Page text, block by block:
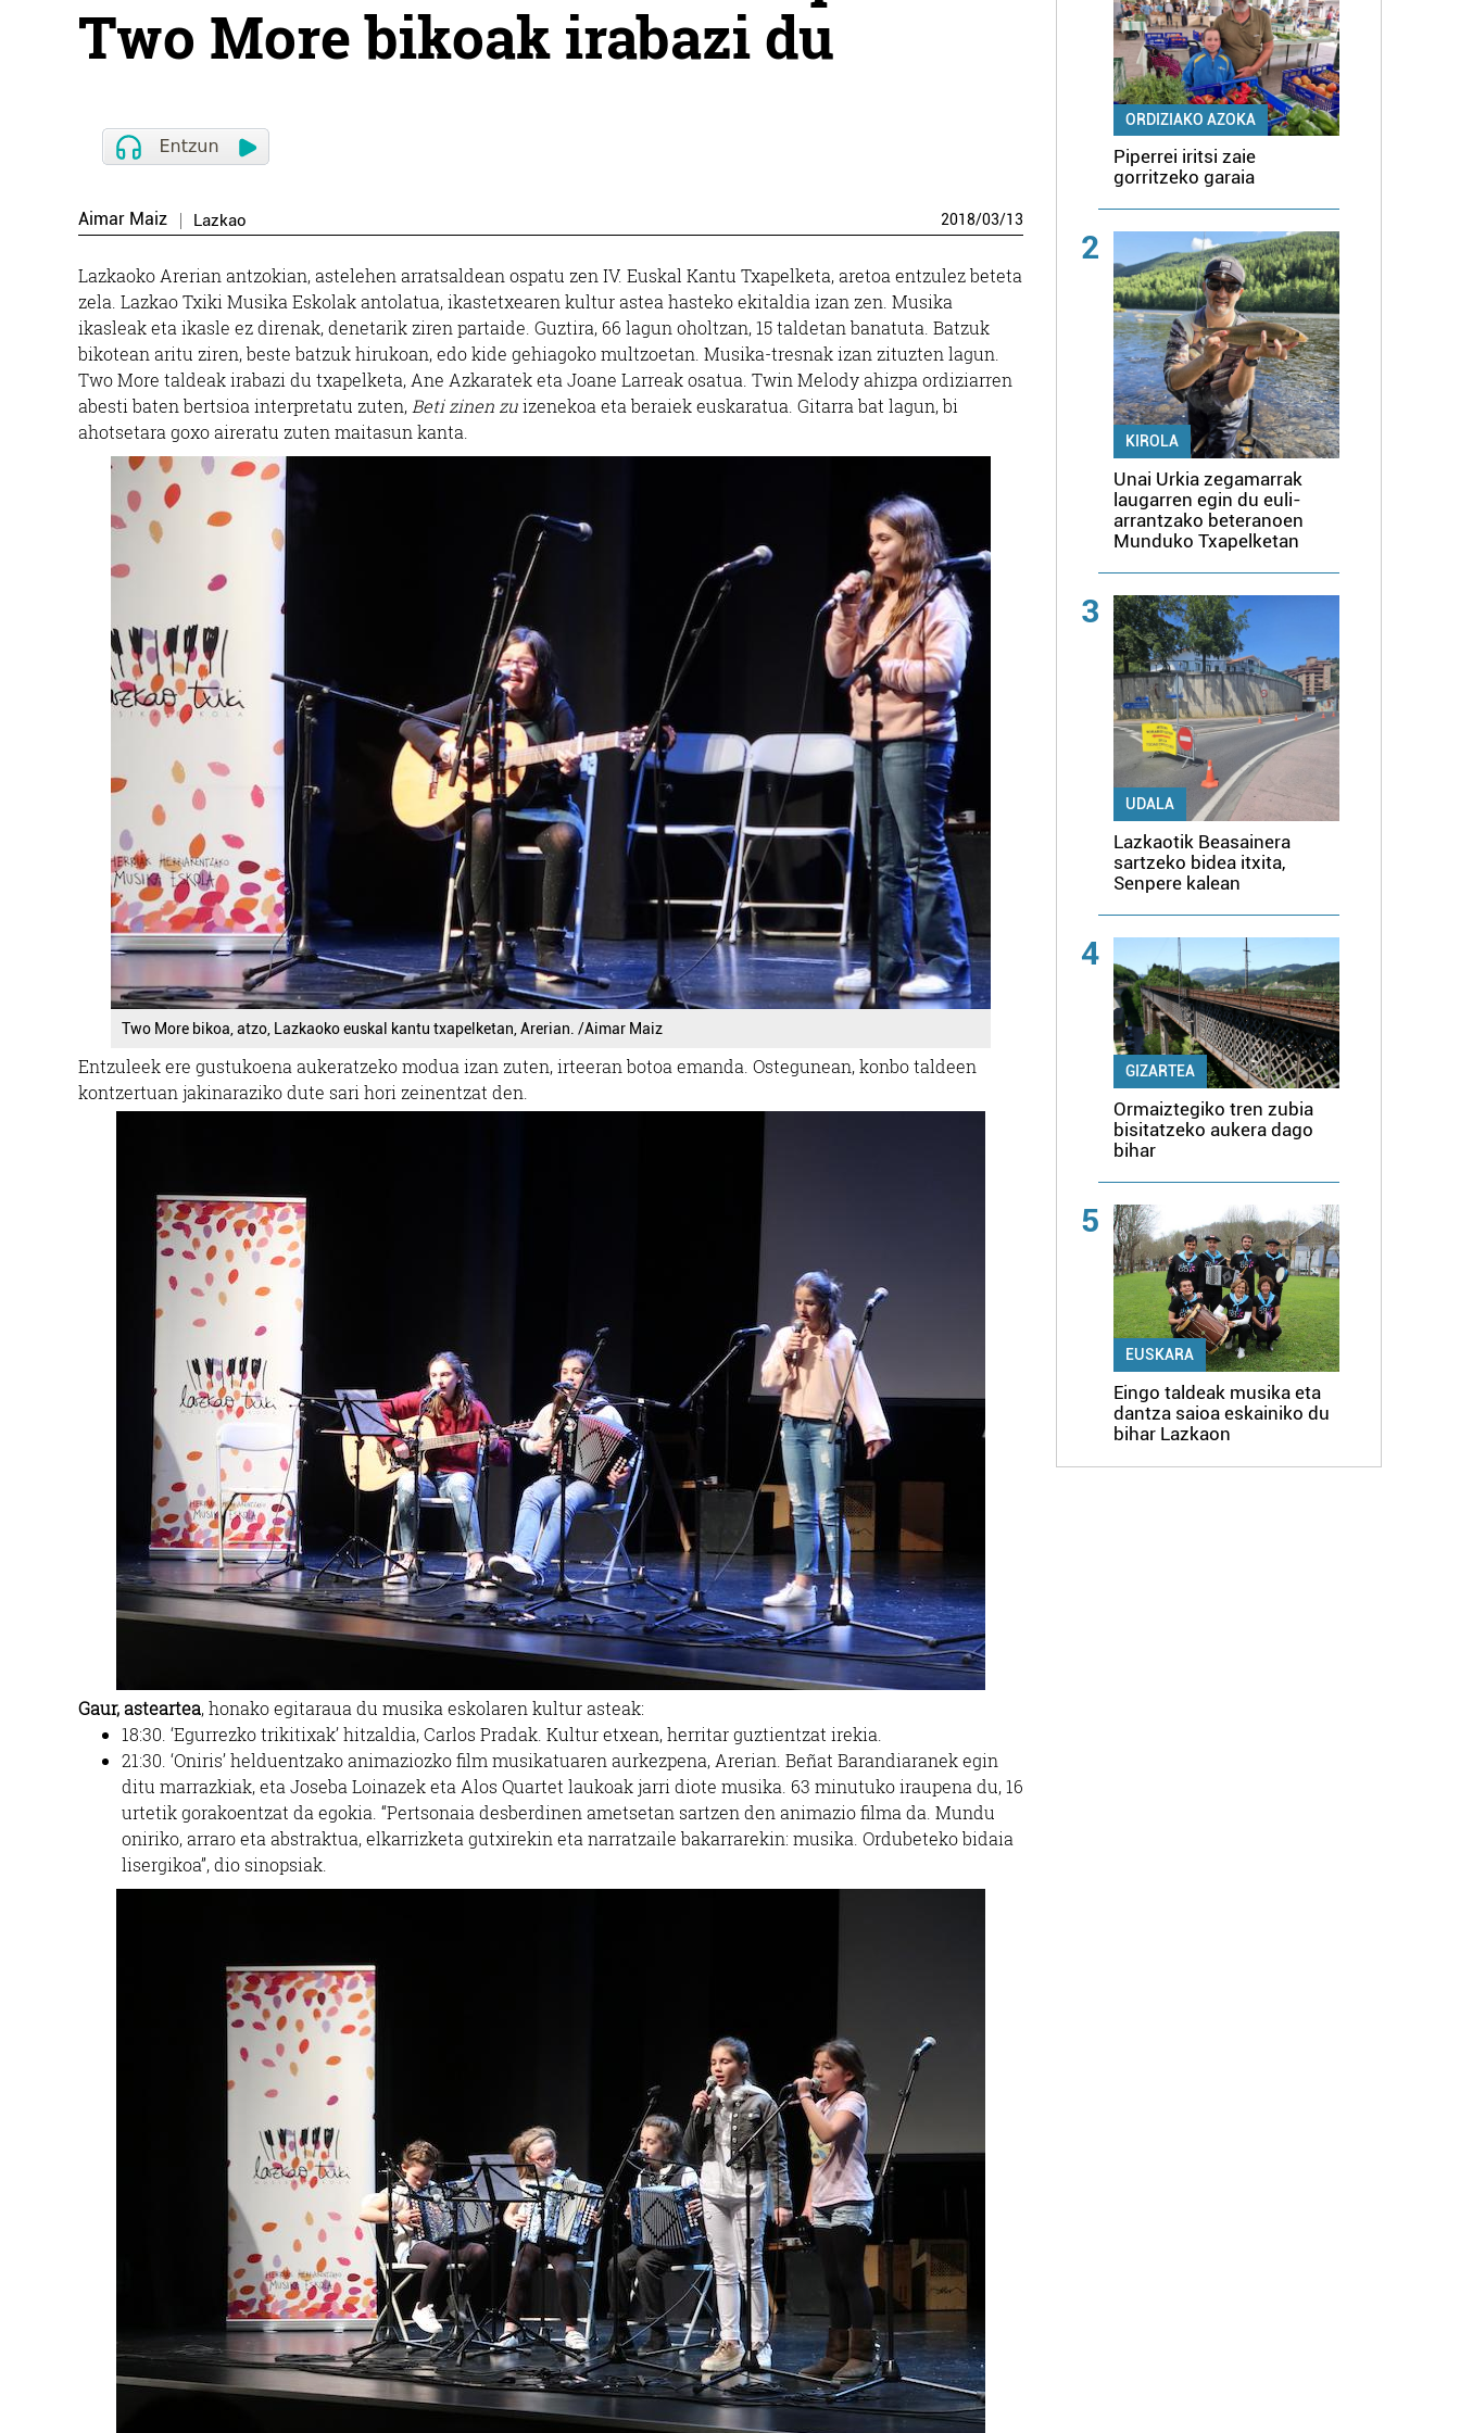
Two More bikoak irabazi du
Aimar Maiz Lazkao 2018/03/13
Lazkaoko Arerian antzokian, astelehen arratsaldean ospatu zen IV. Euskal Kantu Txapelketa, aretoa entzulez beteta
zela. Lazkao Txiki Musika Eskolak antolatua, ikastetxearen kultur astea hasteko ekitaldia izan zen. Musika
ikasleak eta ikasle ez direnak, denetarik ziren partaide. Guztira, 66 lagun oholtzan, 15 taldetan banatuta. Batzuk
bikotean aritu ziren, beste batzuk hirukoan, edo kide gehiagoko multzoetan. Musika-tresnak izan zituzten lagun.
Two More taldeak irabazi du txapelketa, Ane Azkaratek eta Joane Larreak osatua. Twin Melody ahizpa ordiziarren
abesti baten bertsioa interpretatu zuten, Beti zinen zuizenekoa eta beraiek euskaratua. Gitarra bat lagun, bi
ahotsetara goxo aireratu zuten maitasun kanta.
Two More bikoa, atzo, Lazkaoko euskal kantu txapelketan, Arerian. /Aimar Maiz
Entzuleek ere gustukoena aukeratzeko modua izan zuten, irteeran botoa emanda. Ostegunean, konbo taldeen
kontzertuan jakinaraziko dute sari hori zeinentzat den.
Gaur, asteartea, honako egitaraua du musika eskolaren kultur asteak:
18:30. ‘Egurrezko trikitixak’ hitzaldia, Carlos Pradak. Kultur etxean, herritar guztientzat irekia.
21:30. ‘Oniris’ helduentzako animaziozko film musikatuaren aurkezpena, Arerian. Beñat Barandiaranek egin
ditu marrazkiak, eta Joseba Loinazek eta Alos Quartet laukoak jarri diote musika. 63 minutuko iraupena du, 16
urtetik gorakoentzat da egokia. “Pertsonaia desberdinen ametsetan sartzen den animazio filma da. Mundu
oniriko, arraro eta abstraktua, elkarrizketa gutxirekin eta narratzaile bakarrarekin: musika. Ordubeteko bidaia
lisergikoa”, dio sinopsiak.
ORDIZIAKO AZOKA
Piperrei iritsi zaie
gorritzeko garaia
2
KIROLA
Unai Urkia zegamarrak
laugarren egin du euli-
arrantzako beteranoen
Munduko Txapelketan
3
UDALA
Lazkaotik Beasainera
sartzeko bidea itxita,
Senpere kalean
4
GIZARTEA
Ormaiztegiko tren zubia
bisitatzeko aukera dago
bihar
5
EUSKARA
Eingo taldeak musika eta
dantza saioa eskainiko du
bihar Lazkaon